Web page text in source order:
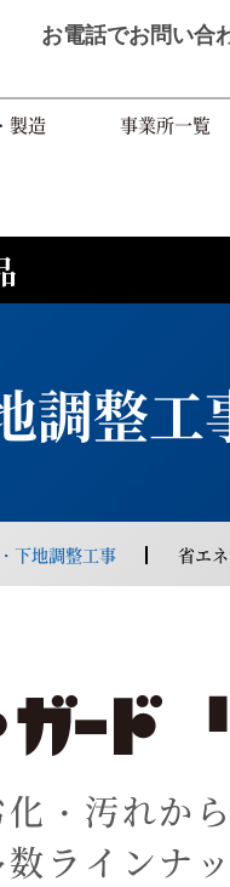
お電話でお問い合
製造 事業所一覧
調整工
下地調整工事 省エ
・汚れか
ラインナ